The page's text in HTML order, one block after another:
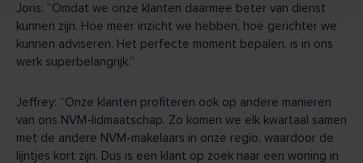
Joris: “Omdat we onze klanten daarmee beter van dienst
kunnen zijn. Hoe meer inzicht we hebben, hoe gerichter we
kunnen adviseren. Het perfecte moment bepalen, is in ons
werk superbelangrijk.”
Jeffrey: “Onze klanten profiteren ook op andere manieren
van ons NVM-lidmaatschap. Zo komen we elk kwartaal samen
met de andere NVM-makelaars in onze regio, waardoor de
lijntjes kort zijn. Dus is een klant op zoek naar een woning in